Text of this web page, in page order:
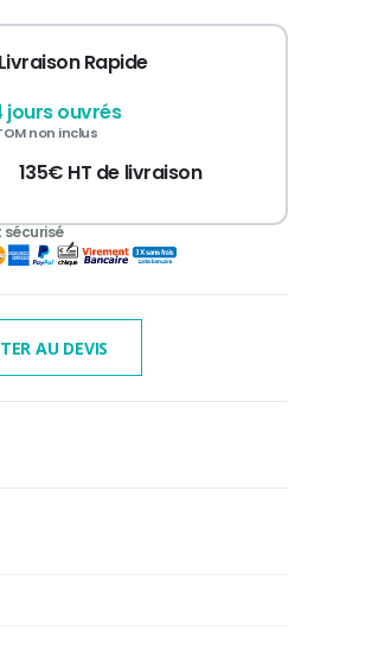
Livraison Rapide
jours ouvrés
non inclus
135€ HT de livraison
AU DEVIS